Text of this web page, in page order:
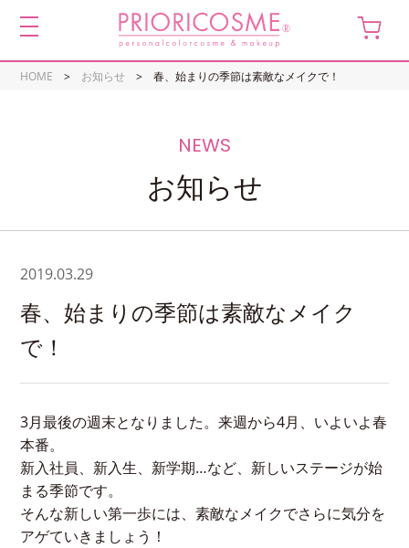
HOME お知らせ 春、始まりの季節は素敵なメイクで！
お知らせ
2019.03.29
春、始まりの季節は素敵なメイク
で！
3月最後の週末となりました。来週から4月、いよいよ春
本番。
新入社員、新入生、新学期…など、新しいステージが始
まる季節です。
そんな新しい第一歩には、素敵なメイクでさらに気分を
アゲていきましょう！
toggle
navigation